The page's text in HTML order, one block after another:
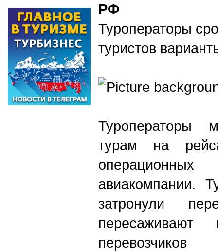
РФ
Туроператоры
туристов
Туроператоры
турам на
авиакомпании.
затронули